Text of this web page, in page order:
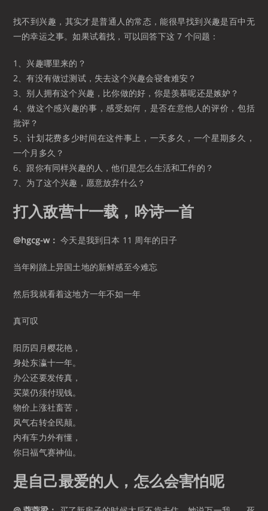
找不到兴趣，其实才是普通人的常态，能很早找到兴趣是百中无
一的幸运之事。如果试着找，可以回答下这 7 个问题：
1、兴趣哪里来的？
2、有没有做过测试，失去这个兴趣会寝食难安？
3、别人拥有这个兴趣，比你做的好，你是羡慕呢还是嫉妒？
4、做这个感兴趣的事，感受如何，是否在意他人的评价，包括
批评？
5、计划花费多少时间在这件事上，一天多久，一个星期多久，
一个月多久？
6、跟你有同样兴趣的人，他们是怎么生活和工作的？
7、为了这个兴趣，愿意放弃什么？
打入敌营十一载，吟诗一首
@hgcg-w： 今天是我到日本 11 周年的日子
当年刚踏上异国土地的新鲜感至今难忘
然后我就看着这地方一年不如一年
真可叹
阳历四月樱花艳，
身处东瀛十一年。
办公还要发传真，
买菜仍须付现钱。
物价上涨社畜苦，
风气右转全民颠。
内有车力外有懂，
你日福气赛神仙。 ​​​
是自己最爱的人，怎么会害怕呢